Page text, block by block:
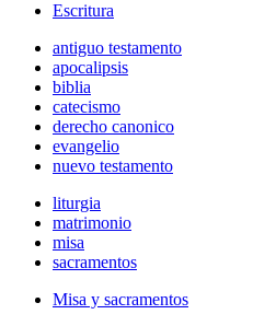
Escritura
antiguo testamento
apocalipsis
biblia
catecismo
derecho canonico
evangelio
nuevo testamento
liturgia
matrimonio
misa
sacramentos
Misa y sacramentos